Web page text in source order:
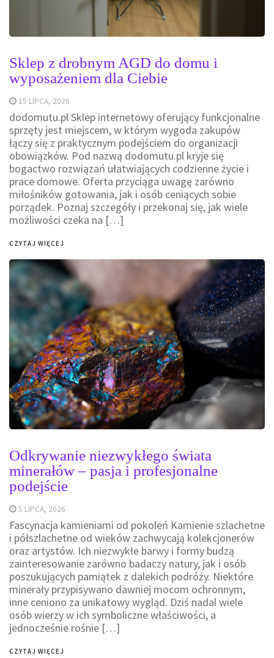
Sklep z drobnym AGD do domu i
wyposażeniem dla Ciebie
15 LIPCA, 2026
dodomutu.pl Sklep internetowy oferujący funkcjonalne
sprzęty jest miejscem, w którym wygoda zakupów
łączy się z praktycznym podejściem do organizacji
obowiązków. Pod nazwą dodomutu.pl kryje się
bogactwo rozwiązań ułatwiających codzienne życie i
prace domowe. Oferta przyciąga uwagę zarówno
miłośników gotowania, jak i osób ceniących sobie
porządek. Poznaj szczegóły i przekonaj się, jak wiele
możliwości czeka na […]
CZYTAJ WIĘCEJ
Odkrywanie niezwykłego świata
minerałów – pasja i profesjonalne
podejście
5 LIPCA, 2026
Fascynacja kamieniami od pokoleń Kamienie szlachetne
i półszlachetne od wieków zachwycają kolekcjonerów
oraz artystów. Ich niezwykłe barwy i formy budzą
zainteresowanie zarówno badaczy natury, jak i osób
poszukujących pamiątek z dalekich podróży. Niektóre
minerały przypisywano dawniej mocom ochronnym,
inne ceniono za unikatowy wygląd. Dziś nadal wiele
osób wierzy w ich symboliczne właściwości, a
jednocześnie rośnie […]
CZYTAJ WIĘCEJ